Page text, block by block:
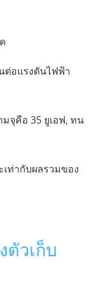
ต่อแรงดันไฟฟ้า
มจุคือ 35 ยูเอฟ, ทน
ท่ากับผลรวมของ
ตัวเก็บ